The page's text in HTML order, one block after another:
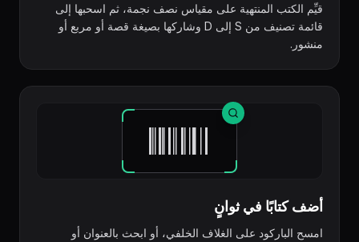
قيِّم الكتب المنتهية على مقياس نصف نجمة، ثم اسحبها إلى
قائمة تصنيف من S إلى D وشاركها بصيغة قصة أو مربع أو
منشور.
أضف كتابًا في ثوانٍ
امسح الباركود على الغلاف الخلفي، أو ابحث بالعنوان أو